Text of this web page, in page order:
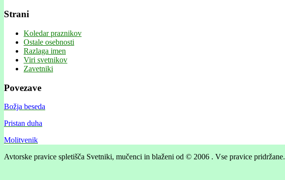
Strani
Koledar praznikov
Ostale osebnosti
Razlaga imen
Viri svetnikov
Zavetniki
Povezave
Božja beseda
Pristan duha
Molitvenik
Avtorske pravice spletišča Svetniki, mučenci in blaženi od © 2006 . Vse pravice pridržane.